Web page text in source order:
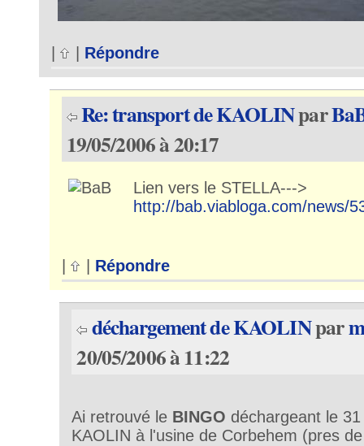
Répondre
Re: transport de KAOLINpar
19/05/2006 à 20:17
Lien vers le STELLA--->
http://bab.viabloga.com/news/
Répondre
déchargement de KAOLINpar
20/05/2006 à 11:22
Ai retrouvé le BINGO déchargeant le
KAOLIN à l'usine de Corbehem (pres